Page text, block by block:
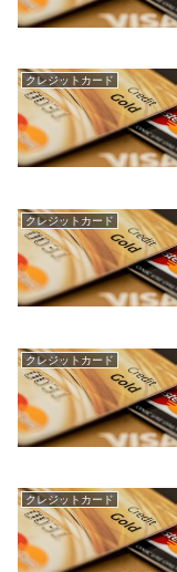
クレジットカード
クレジットカード
クレジットカード
クレジットカード